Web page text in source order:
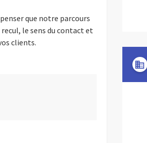
que notre parcours
le sens du contact et
clients.
domain